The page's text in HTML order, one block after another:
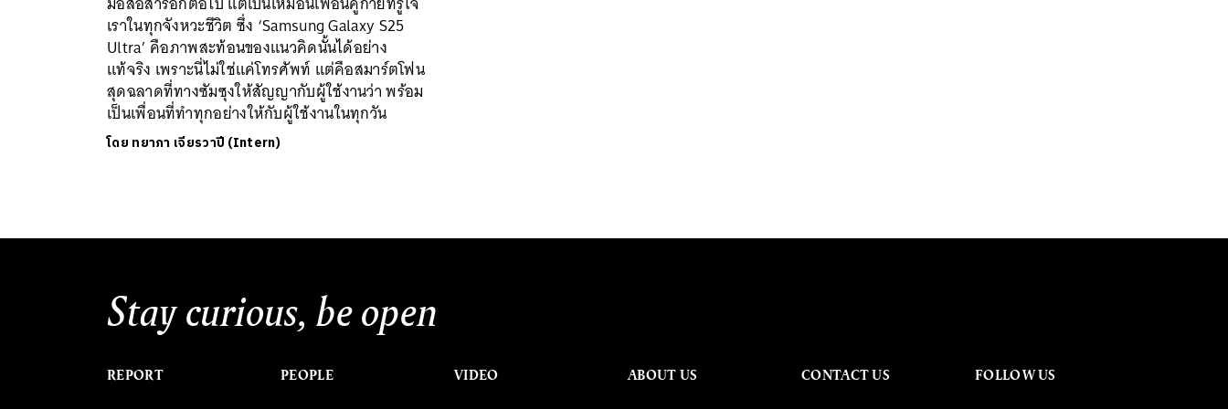
เราในทุกจังหวะชีวิต ซึ่ง ‘Samsung Galaxy S25
Ultra’ คือภาพสะท้อนของแนวคิดนั้นได้อย่าง
แท้จริง เพราะนี่ไม่ใช่แค่โทรศัพท์ แต่คือสมาร์ตโฟน
สุดฉลาดที่ทางซัมซุงให้สัญญากับผู้ใช้งานว่า พร้อม
เป็นเพื่อนที่ทำทุกอย่างให้กับผู้ใช้งานในทุกวัน
โดย ทยาภา เจียรวาปี (Intern)
Stay curious, be open
REPORT PEOPLE VIDEO ABOUT US CONTACT US FOLLOW US